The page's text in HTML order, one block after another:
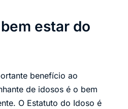
estar do
benefício ao
de idosos é o bem
O Estatuto do Idoso é